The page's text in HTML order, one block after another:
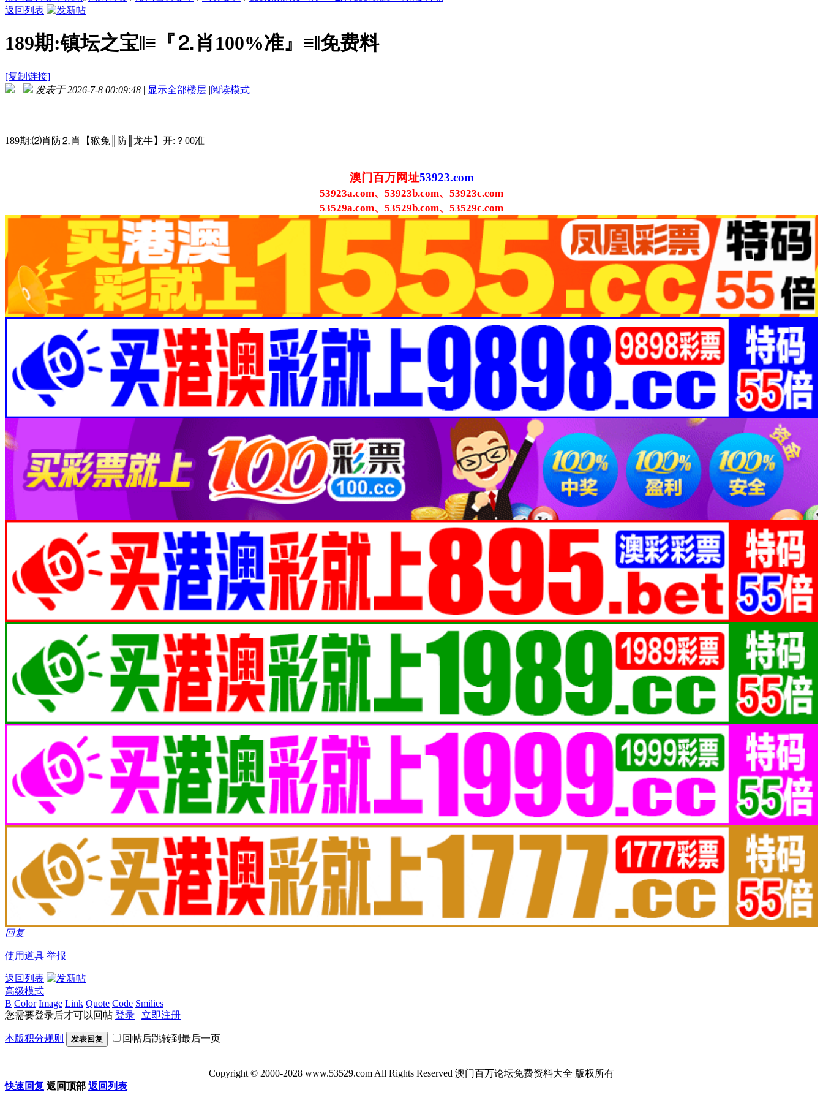
返回列表
189期:镇坛之宝‖≡『⒉肖100%准』≡‖免费料
[复制链接]
发表于 2026-7-8 00:09:48 | 显示全部楼层 |阅读模式
189期:⑵肖防⒉肖【猴兔║防║龙牛】开:？00准
澳门百万网址53923.com
53923a.com、53923b.com、53923c.com
53529a.com、53529b.com、53529c.com
回复
使用道具 举报
返回列表
高级模式
B Color Image Link Quote Code Smilies
您需要登录后才可以回帖 登录 | 立即注册
本版积分规则 发表回复 回帖后跳转到最后一页
Copyright © 2000-2028 www.53529.com All Rights Reserved 澳门百万论坛免费资料大全 版权所有
快速回复 返回顶部 返回列表